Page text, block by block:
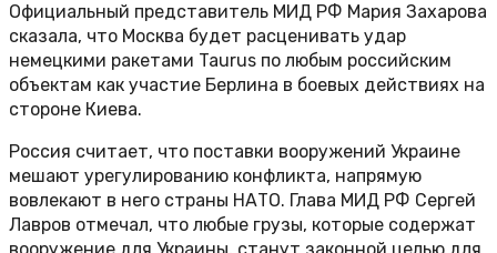
Официальный представитель МИД РФ Мария Захарова
сказала, что Москва будет расценивать удар
немецкими ракетами Taurus по любым российским
объектам как участие Берлина в боевых действиях на
стороне Киева.
Россия считает, что поставки вооружений Украине
мешают урегулированию конфликта, напрямую
вовлекают в него страны НАТО. Глава МИД РФ Сергей
Лавров отмечал, что любые грузы, которые содержат